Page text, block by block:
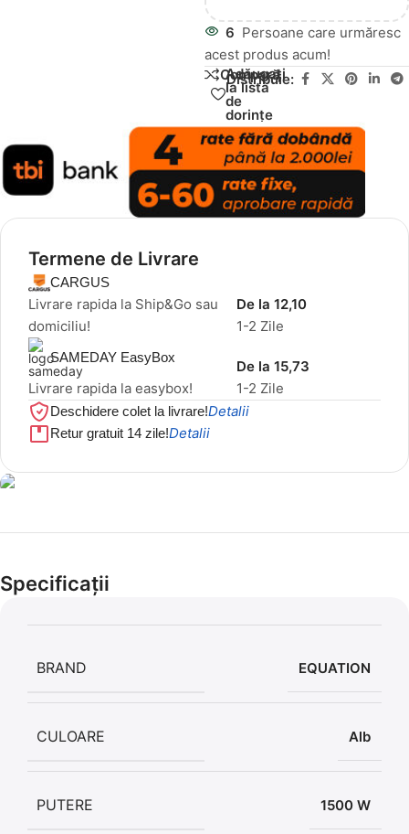
6 Persoane care urmăresc
acest produs acum!
Compară
Adăugați
la lista
de
dorințe
Distribuie:
Termene de Livrare
CARGUS
Livrare rapida la Ship&Go sau
domiciliu!
1-2 Zile
De la 12,10
SAMEDAY EasyBox
Livrare rapida la easybox! 1-2 Zile
De la 15,73
Deschidere colet la livrare!Detalii
Retur gratuit 14 zile!Detalii
Cel mai mic preț!
56,86 LEI
Specificații
BRAND EQUATION
CULOARE Alb
PUTERE 1500 W